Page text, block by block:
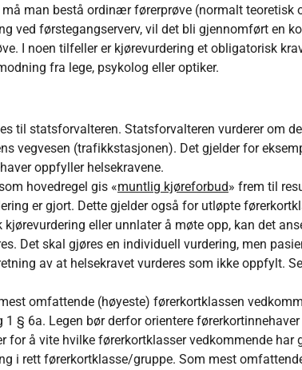
man bestå ordinær førerprøve (normalt teoretisk
ved førstegangserverv, vil det bli gjennomført en
I noen tilfeller er kjørevurdering et obligatorisk
fra lege, psykolog eller optiker.
til statsforvalteren. Statsforvalteren vurderer om
vegvesen (trafikkstasjonen). Det gjelder for
oppfyller helsekravene.
hovedregel gis «muntlig kjøreforbud» frem til
er gjort. Dette gjelder også for utløpte
eller unnlater å møte opp, kan det
Det skal gjøres en individuell vurdering, men
av at helsekravet vurderes som ikke oppfylt.
omfattende (høyeste) førerkortklassen
§ 6a. Legen bør derfor orientere
for å vite hvilke førerkortklasser vedkommende har
i rett førerkortklasse/gruppe. Som mest